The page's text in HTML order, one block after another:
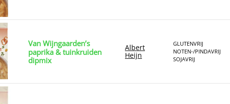
Van Wijngaarden’s
paprika & tuinkruiden
dipmix
Albert
Heijn
GLUTENVRIJ
NOTEN-/PINDAVRIJ
SOJAVRIJ